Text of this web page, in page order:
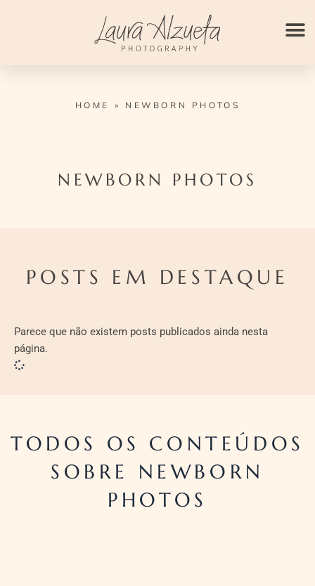
HOME » NEWBORN PHOTOS
NEWBORN PHOTOS
POSTS EM DESTAQUE
Parece que não existem posts publicados ainda nesta
página.
TODOS OS CONTEÚDOS
SOBRE NEWBORN
PHOTOS